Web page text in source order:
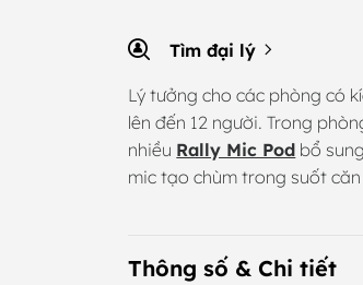
Tìm đại lý
Lý tưởng cho các phòng có
lên đến 12 người. Trong
nhiều Rally Mic Pod bổ
mic tạo chùm trong suốt
Thông số & Chi tiết